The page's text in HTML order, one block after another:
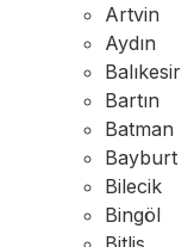
Artvin
Aydın
Balıkesir
Bartın
Batman
Bayburt
Bilecik
Bingöl